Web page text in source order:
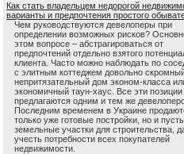
Как стать владельцем недорогой
варианты и предпочтения простого
Чем руководствуются девелоперы при
определении возможных рисков?
этом вопросе – абстрагироваться от
предпочтений отдельно взятого
клиента. Часто можно наблюдать по
с элитным коттеджем довольно
непритязательный дом эконом-класса
экономичный таун-хаус. Все эти позиции
предлагаются одним и тем же
Последним временем в Украине
только уже готовые постройки, но и
земельные участки для строительства,
учесть потребности всех покупателей
недвижимости.